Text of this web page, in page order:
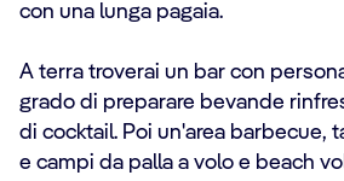
con una lunga pagaia.
A terra troverai un bar con
grado di preparare bevande
di cocktail. Poi un'area barbecue,
e campi da palla a volo e beach